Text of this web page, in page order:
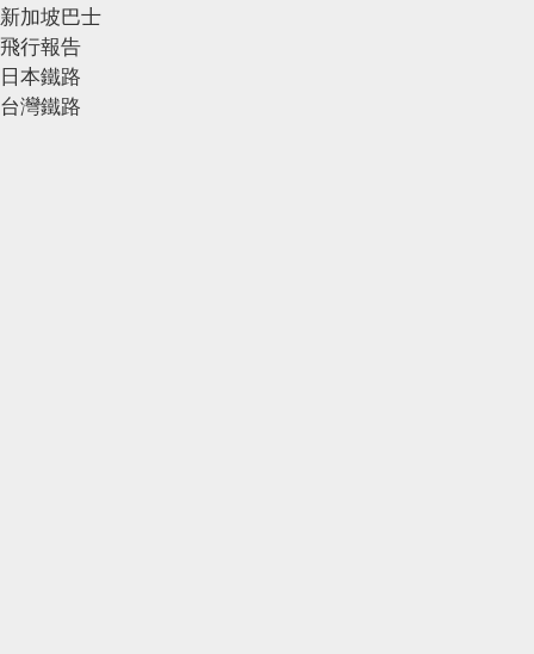
新加坡巴士
飛行報告
日本鐵路
台灣鐵路